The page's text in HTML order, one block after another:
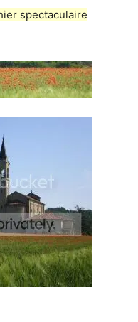
spectaculaire